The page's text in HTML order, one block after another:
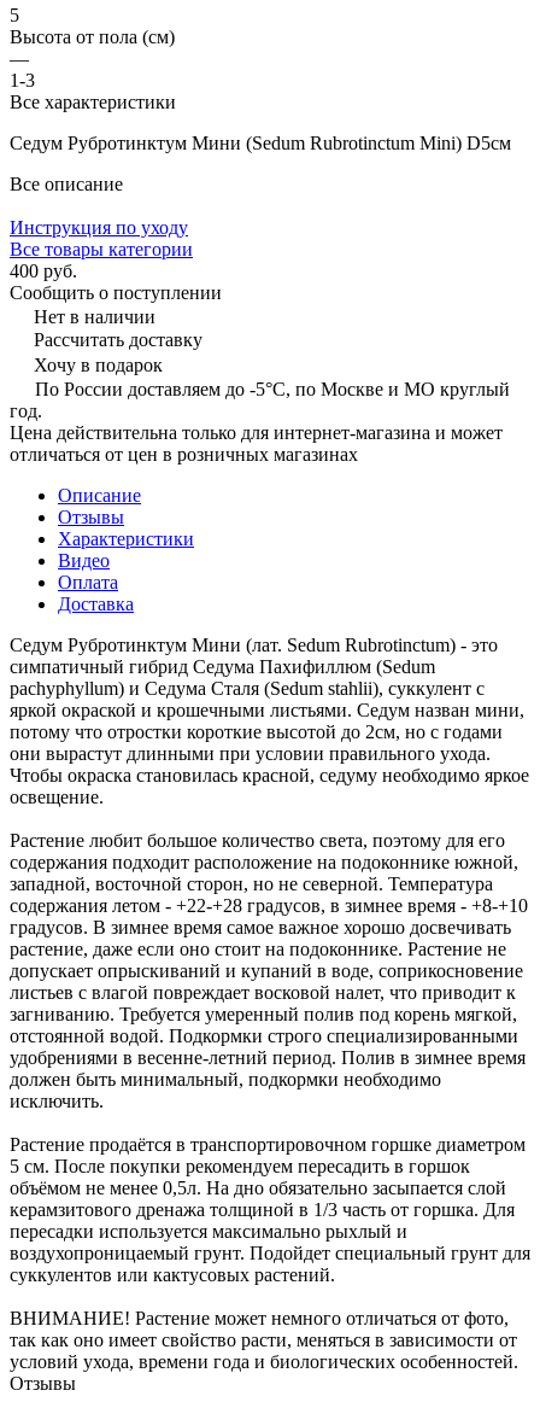
5
Высота от пола (см)
—
1-3
Все характеристики
Седум Рубротинктум Мини (Sedum Rubrotinctum Mini) D5см
Все описание
Инструкция по уходу
Все товары категории
400 руб.
Сообщить о поступлении
Нет в наличии
Рассчитать доставку
Хочу в подарок
По России доставляем до -5°C, по Москве и МО круглый
год.
Цена действительна только для интернет-магазина и может
отличаться от цен в розничных магазинах
Описание
Отзывы
Характеристики
Видео
Оплата
Доставка
Седум Рубротинктум Мини (лат. Sedum Rubrotinctum) - это
симпатичный гибрид Седума Пахифиллюм (Sedum
pachyphyllum) и Седума Сталя (Sedum stahlii), суккулент с
яркой окраской и крошечными листьями. Седум назван мини,
потому что отростки короткие высотой до 2см, но с годами
они вырастут длинными при условии правильного ухода.
Чтобы окраска становилась красной, седуму необходимо яркое
освещение.
Растение любит большое количество света, поэтому для его
содержания подходит расположение на подоконнике южной,
западной, восточной сторон, но не северной. Температура
содержания летом - +22-+28 градусов, в зимнее время - +8-+10
градусов. В зимнее время самое важное хорошо досвечивать
растение, даже если оно стоит на подоконнике. Растение не
допускает опрыскиваний и купаний в воде, соприкосновение
листьев с влагой повреждает восковой налет, что приводит к
загниванию. Требуется умеренный полив под корень мягкой,
отстоянной водой. Подкормки строго специализированными
удобрениями в весенне-летний период. Полив в зимнее время
должен быть минимальный, подкормки необходимо
исключить.
Растение продаётся в транспортировочном горшке диаметром
5 см. После покупки рекомендуем пересадить в горшок
объёмом не менее 0,5л. На дно обязательно засыпается слой
керамзитового дренажа толщиной в 1/3 часть от горшка. Для
пересадки используется максимально рыхлый и
воздухопроницаемый грунт. Подойдет специальный грунт для
суккулентов или кактусовых растений.
ВНИМАНИЕ! Растение может немного отличаться от фото,
так как оно имеет свойство расти, меняться в зависимости от
условий ухода, времени года и биологических особенностей.
Отзывы